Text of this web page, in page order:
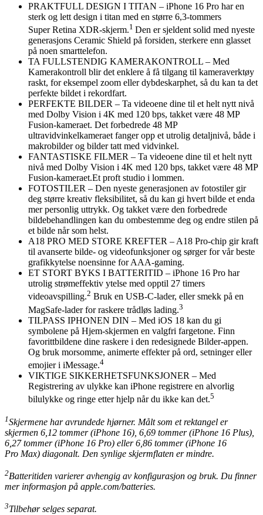
PRAKTFULL DESIGN I TITAN – iPhone 16 Pro har en
sterk og lett design i titan med en større 6,3-tommers
Super Retina XDR-skjerm.1 Den er sjeldent solid med nyeste
generasjons Ceramic Shield på forsiden, sterkere enn glasset
på noen smarttelefon.
TA FULLSTENDIG KAMERAKONTROLL – Med
Kamerakontroll blir det enklere å få tilgang til kameraverktøy
raskt, for eksempel zoom eller dybde­skarphet, så du kan ta det
perfekte bildet i rekordfart.
PERFEKTE BILDER – Ta videoene dine til et helt nytt nivå
med Dolby Vision i 4K med 120 bps, takket være 48 MP
Fusion-kameraet. Det forbedrede 48 MP
ultravidvinkelkameraet fanger opp et utrolig detaljnivå, både i
makrobilder og bilder tatt med vidvinkel.
FANTASTISKE FILMER – Ta videoene dine til et helt nytt
nivå med Dolby Vision i 4K med 120 bps, takket være 48 MP
Fusion-kameraet.Et proft studio i lommen.
FOTOSTILER – Den nyeste generasjonen av fotostiler gir
deg større kreativ fleksi­bili­tet, så du kan gi hvert bilde et enda
mer personlig uttrykk. Og takket være den forbedrede
bildebehandlingen kan du ombestemme deg og endre stilen på
et bilde når som helst.
A18 PRO MED STORE KREFTER – A18 Pro-chip gir kraft
til avanserte bilde- og videofunksjoner og sørger for vår beste
grafikkytelse noensinne for AAA-gaming.
ET STORT BYKS I BATTERITID – iPhone 16 Pro har
utrolig strømeffektiv ytelse med opptil 27 timers
videoavspilling.2 Bruk en USB-C-lader, eller smekk på en
MagSafe-lader for raskere trådløs lading.3
TILPASS IPHONEN DIN – Med iOS 18 kan du gi
symbolene på Hjem-skjermen en valgfri fargetone. Finn
favorittbildene dine raskere i den redesignede Bilder-appen.
Og bruk morsomme, animerte effekter på ord, setninger eller
emojier i iMessage.4
VIKTIGE SIKKERHETSFUNKSJONER – Med
Registrering av ulykke kan iPhone registrere en alvorlig
bilulykke og ringe etter hjelp når du ikke kan det.5
1Skjermene har avrundede hjørner. Målt som et rektangel er
skjermen 6,12 tommer (iPhone 16), 6,69 tommer (iPhone 16 Plus),
6,27 tommer (iPhone 16 Pro) eller 6,86 tommer (iPhone 16
Pro Max) diagonalt. Den synlige skjermflaten er mindre.
2Batteritiden varierer avhengig av konfigurasjon og bruk. Du finner
mer informasjon på apple.com/batteries.
3Tilbehør selges separat.